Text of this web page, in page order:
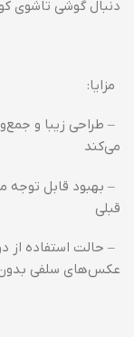
دنبال گوشی تاشوی
مزایا:
– طراحی زیبا و
می‌کند
– بهبود قابل
قبلی
– حالت استفاده از
عکس‌های سلفی بدون